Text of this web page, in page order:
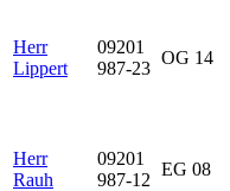
Herr
Lippert
09201
987-23
OG 14
Herr
Rauh
09201
987-12
EG 08